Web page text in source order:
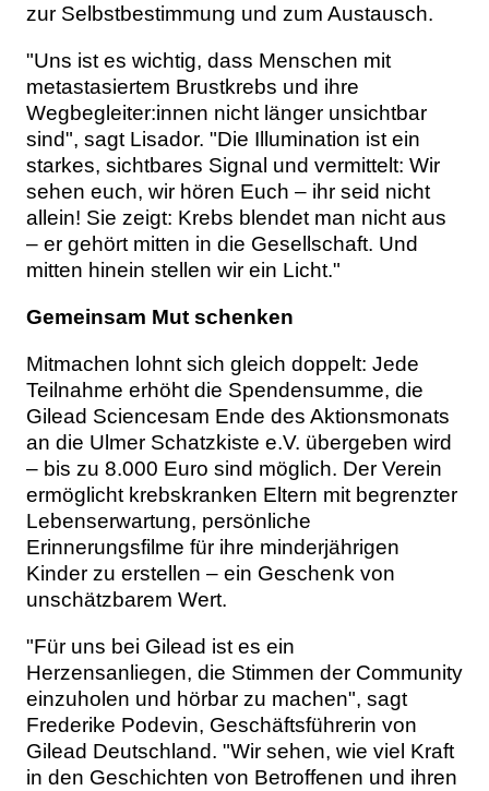
zur Selbstbestimmung und zum Austausch.
"Uns ist es wichtig, dass Menschen mit
metastasiertem Brustkrebs und ihre
Wegbegleiter:innen nicht länger unsichtbar
sind", sagt Lisador. "Die Illumination ist ein
starkes, sichtbares Signal und vermittelt: Wir
sehen euch, wir hören Euch – ihr seid nicht
allein! Sie zeigt: Krebs blendet man nicht aus
– er gehört mitten in die Gesellschaft. Und
mitten hinein stellen wir ein Licht."
Gemeinsam Mut schenken
Mitmachen lohnt sich gleich doppelt: Jede
Teilnahme erhöht die Spendensumme, die
Gilead Sciencesam Ende des Aktionsmonats
an die Ulmer Schatzkiste e.V. übergeben wird
– bis zu 8.000 Euro sind möglich. Der Verein
ermöglicht krebskranken Eltern mit begrenzter
Lebenserwartung, persönliche
Erinnerungsfilme für ihre minderjährigen
Kinder zu erstellen – ein Geschenk von
unschätzbarem Wert.
"Für uns bei Gilead ist es ein
Herzensanliegen, die Stimmen der Community
einzuholen und hörbar zu machen", sagt
Frederike Podevin, Geschäftsführerin von
Gilead Deutschland. "Wir sehen, wie viel Kraft
in den Geschichten von Betroffenen und ihren